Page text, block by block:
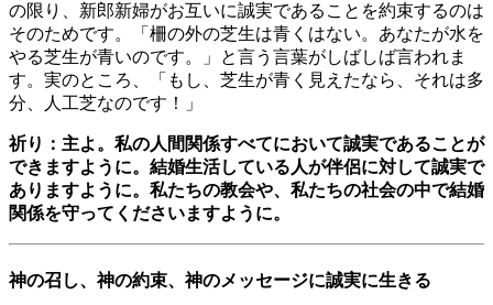
の限り、新郎新婦がお互いに誠実であることを約束するのは
そのためです。「柵の外の芝生は青くはない。あなたが水を
やる芝生が青いのです。」と言う言葉がしばしば言われま
す。実のところ、「もし、芝生が青く見えたなら、それは多
分、人工芝なのです！」
祈り：主よ。私の人間関係すべてにおいて誠実であることが
できますように。結婚生活している人が伴侶に対して誠実で
ありますように。私たちの教会や、私たちの社会の中で結婚
関係を守ってくださいますように。
神の召し、神の約束、神のメッセージに誠実に生きる